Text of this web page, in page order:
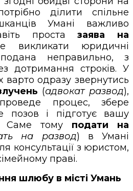
ділити спільне
Умані важливо
простазаява на
викликати юридичні
неправильно, з
дотримання строків. У
варто одразу звернутись
(адвокат развод),
процес, збере
позов і підготує вашу
Саме тому подати на
на развод) в Умані
консультації з юристом,
праві.
шлюбу в місті Умань